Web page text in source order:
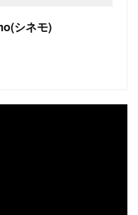
シネモ)